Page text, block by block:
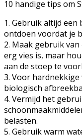
10 handige tips om
1. Gebruik altijd
ontdoen voordat je
2. Maak gebruik
erg vies is, maar
aan de stoep te
3. Voor
biologisch
4. Vermijd het
belasten.
5. Gebruik warm